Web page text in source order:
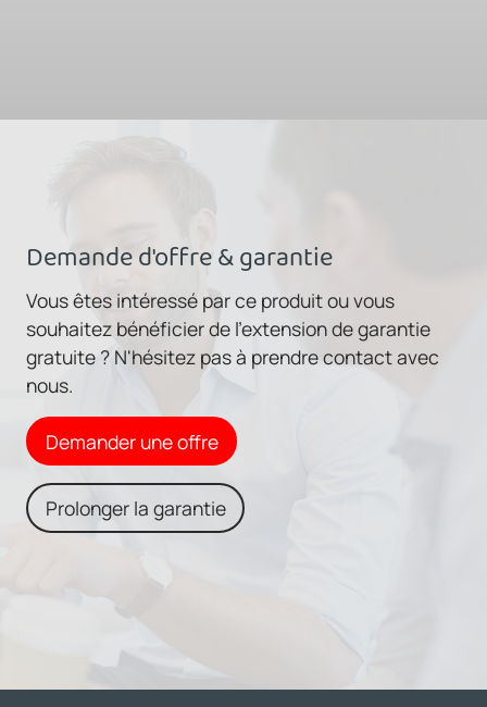
Demande d'offre & garantie
Vous êtes intéressé par ce produit ou vous
souhaitez bénéficier de l'extension de garantie
gratuite ? N'hésitez pas à prendre contact avec
nous.
Demander une offre
Prolonger la garantie